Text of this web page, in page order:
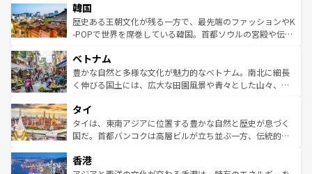
ワイを、存分に味わってほしい。 なお、新着のハワイ情報
はコンテンツ一覧を参照してほしい。
いる。アクティビティも充実しており、サーフィンやダイ
ビング、ハイキングなど、アウトドア好きにはたまらな
い。オーストラリアの多彩な魅力を存分に味わいつくそ
参照してほしい。
ン）、静ひつな山岳地帯である台湾東部など、都市の喧騒
と山間の静けさが共存しており、訪れる人に新しい発見と
驚きをもたらしてくれる。また、奥深い台湾の食文化も魅
容にもいいと評判のスイーツなど、バラエティ豊かな料理
が味わえる。 なお、新着の台湾情報は コンテンツ一覧を参
照してほしい。
韓国
歴史ある王朝文化が残る一方で、最先端のファッションやK
-POPで世界を席巻している韓国。首都ソウルの宮殿や伝統
き、地方に足を延ばせば四季折々の自然美を楽しむことが
できる。そして、キムチや焼肉、絶品のストリートフード
まで、さまざまな韓国料理が待っている。夜には、韓国な
リティに包まれながら、韓国の多彩な魅力を心ゆくまで味
わってみてほしい。 なお、新着の韓国情報はコンテンツ一
覧を参照してほしい。
ベトナム
豊かな自然と多様な文化が魅力的なベトナム。南北に細長
く伸びる国土には、広大な田園風景や青々とした山々、世
急速な発展と共に伝統が息づく。ハノイの古い町並みやホ
ーチミン市のフランス統治時代の建物も、独特の雰囲気を
醸し出している。また、バラエティの豊かさとおいしさで
とつ。フォーやバインミー、ベトナムコーヒーなどは、ぜ
タイ
タイは、東南アジアに位置する豊かな自然と歴史が息づく
国だ。首都バンコクは高層ビルが立ち並ぶ一方、伝統的な
の活気が交差している。北部ではチェンマイなどの山岳地
香港